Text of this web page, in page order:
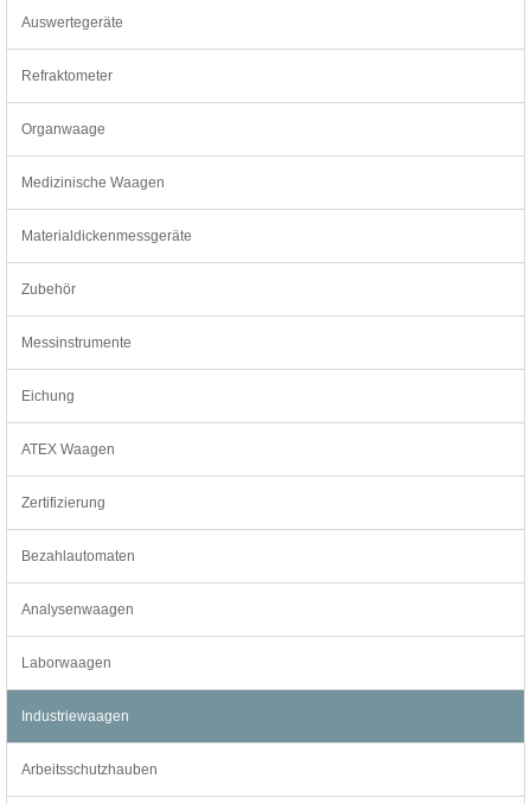
Auswertegeräte
Refraktometer
Organwaage
Medizinische Waagen
Materialdickenmessgeräte
Zubehör
Messinstrumente
Eichung
ATEX Waagen
Zertifizierung
Bezahlautomaten
Analysenwaagen
Laborwaagen
Industriewaagen
Arbeitsschutzhauben